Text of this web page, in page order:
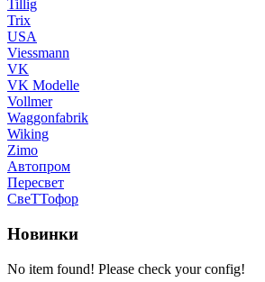
Tillig
Trix
USA
Viessmann
VK
VK Modelle
Vollmer
Waggonfabrik
Wiking
Zimo
Автопром
Пересвет
СвеТТофор
Новинки
No item found! Please check your config!